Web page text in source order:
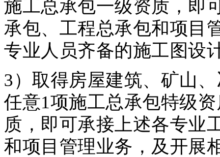
施工总承包一级资质，即
承包、工程总承包和项目
专业人员齐备的施工图设
3）取得房屋建筑、矿山
任意1项施工总承包特级
质，即可承接上述各专业
和项目管理业务，及开展